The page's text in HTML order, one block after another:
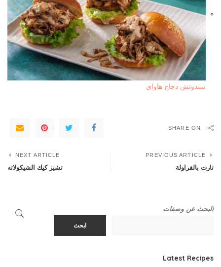
سندوتش دجاج هاواي
SHARE ON
PREVIOUS ARTICLE
تارت بالفراولة
NEXT ARTICLE
تشيز كيك الشيكولاته
البحث عن وصفات
ابحث
Latest Recipes